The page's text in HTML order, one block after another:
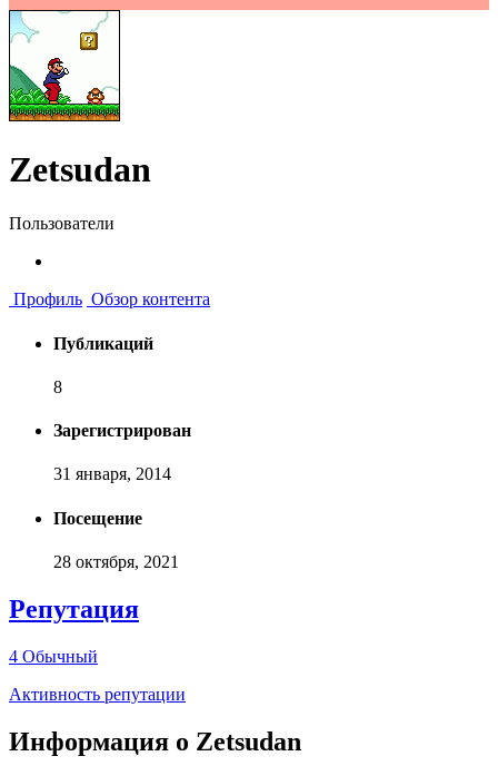
Zetsudan
Пользователи
Профиль Обзор контента
Публикаций
8
Зарегистрирован
31 января, 2014
Посещение
28 октября, 2021
Репутация
4 Обычный
Активность репутации
Информация о Zetsudan